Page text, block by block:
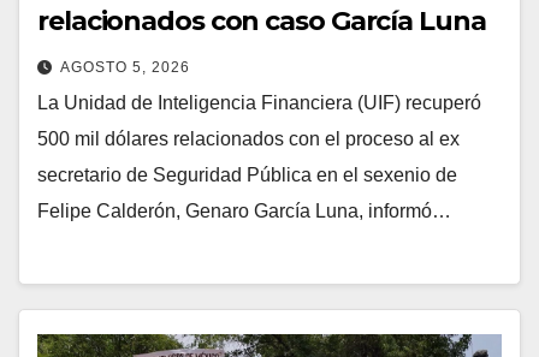
relacionados con caso García Luna
AGOSTO 5, 2026
La Unidad de Inteligencia Financiera (UIF) recuperó
500 mil dólares relacionados con el proceso al ex
secretario de Seguridad Pública en el sexenio de
Felipe Calderón, Genaro García Luna, informó…